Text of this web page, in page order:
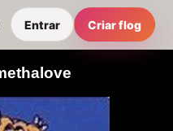
Entrar Criar flog